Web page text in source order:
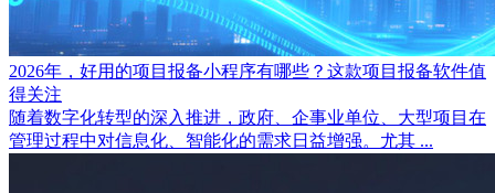
2026年，好用的项目报备小程序有哪些？这款项目报备软件值
得关注
随着数字化转型的深入推进，政府、企事业单位、大型项目在
管理过程中对信息化、智能化的需求日益增强。尤其 ...